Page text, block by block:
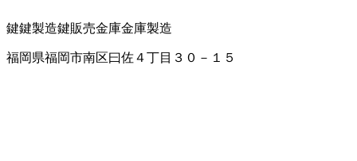
鍵鍵製造鍵販売金庫金庫製造
福岡県福岡市南区曰佐４丁目３０－１５